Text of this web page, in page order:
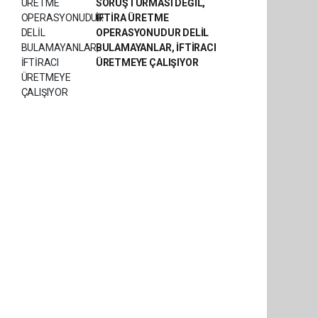
SORUŞTURMASI DEĞİL,
İFTİRA ÜRETME
OPERASYONUDUR DELİL
BULAMAYANLAR, İFTİRACI
ÜRETMEYE ÇALIŞIYOR